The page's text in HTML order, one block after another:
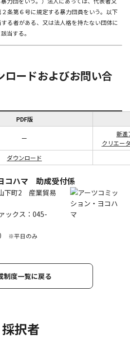
２条第６号に規定する暴力団員をいう。以下
する者がある、又は法人格を持たない団体に
当する。
ロードおよびお問い合
PDF版
ー
新進
クリエー
ダウンロード
コハマ 助成受付係
下町2 産業貿易
ックス：045-
※平日のみ
制度一覧に戻る
採択者